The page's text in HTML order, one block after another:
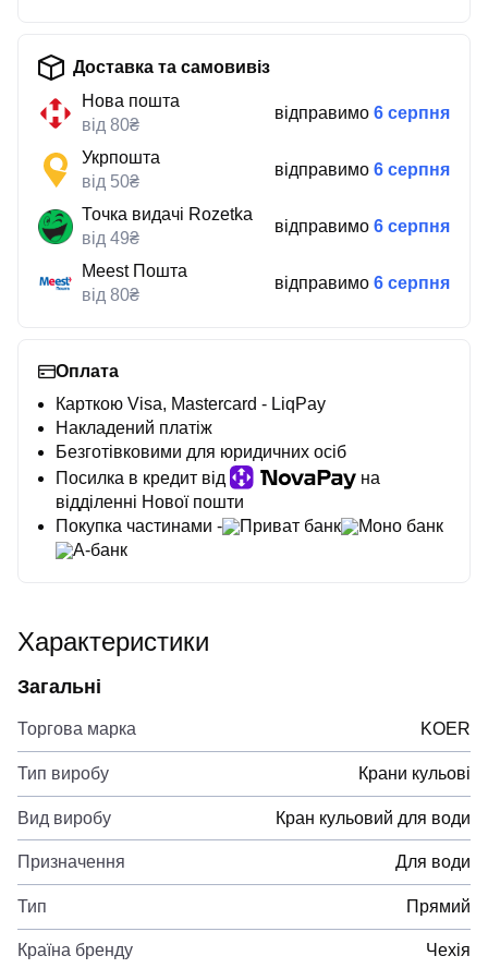
Доставка та самовивіз
Нова пошта
від 80₴
відправимо 6 серпня
Укрпошта
від 50₴
відправимо 6 серпня
Точка видачі Rozetka
від 49₴
відправимо 6 серпня
Meest Пошта
від 80₴
відправимо 6 серпня
Оплата
Карткою Visa, Mastercard - LiqPay
Накладений платіж
Безготівковими для юридичних осіб
Посилка в кредит від
на
відділенні Нової пошти
Покупка частинами -
Приват банк
Моно банк
А-банк
Характеристики
Загальні
Торгова марка KOER
Тип виробу Крани кульові
Вид виробу Кран кульовий для води
Призначення Для води
Тип Прямий
Країна бренду Чехія